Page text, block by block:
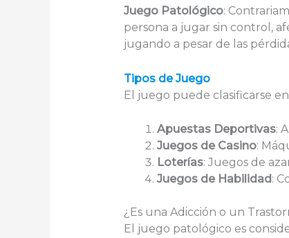
Juego Patológico:
persona a jugar sin control,
jugando a pesar de las
Tipos de Juego
El juego puede clasificarse
Apuestas Deportivas:
Juegos de Casino:
Loterías: Juegos de
Juegos de Habilidad :
¿Es una Adicción o un
El juego patológico es